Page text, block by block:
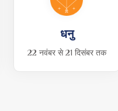
धनु
22 नवंबर से 21 दिसंबर तक